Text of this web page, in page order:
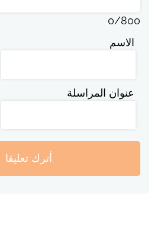
0/800
الاسم
عنوان المراسلة
أترك تعليقا